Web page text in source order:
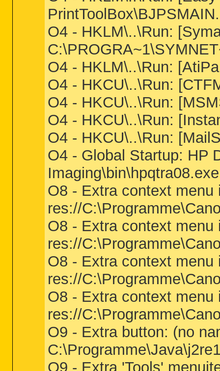
O4 - HKLM\..\Run:
O4 - HKLM\..\Run:
O4 - HKCU\..\Run:
O4 - HKCU\..\Run:
O4 - HKCU\..\Run:
O4 - HKCU\..\Run:
O4 - Global Startup: HP
Imaging\bin\hpqtra08.exe
O8 - Extra context
res://
O8 - Extra context
res://
O8 - Extra context
res://
O8 - Extra context
res://
O9 - Extra button: (no
O9 - Extra 'Tools'